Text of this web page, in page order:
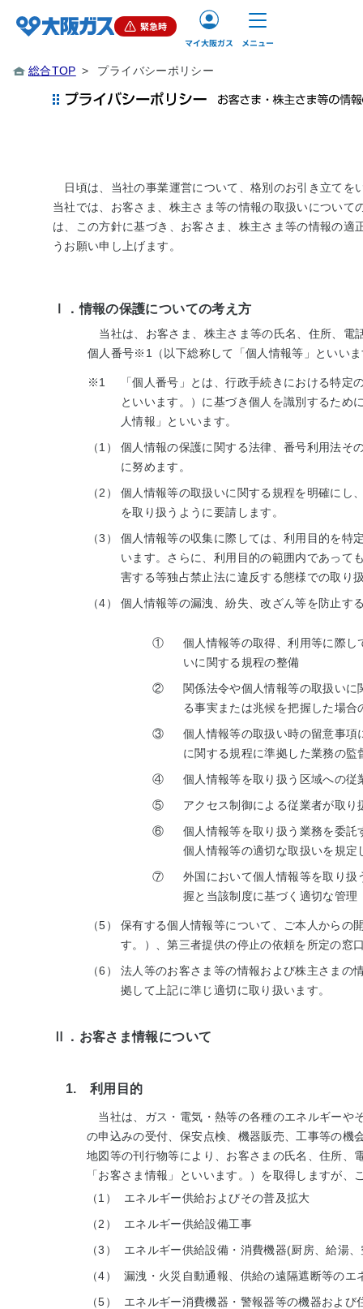
緊急時
マイ大阪ガス メニュー
ご家庭（個人）のお客さま
総合TOP > プライバシーポリシー
日頃は、当社の事業運営について、格別のお引き立てを
当社では、お客さま、株主さま等の情報の取扱いについ
は、この方針に基づき、お客さま、株主さま等の情報の
うお願い申し上げます。
Ⅰ．情報の保護についての考え方
当社は、お客さま、株主さま等の氏名、住所、電
個人番号※1 （以下総称して「個人情報等」といい
※1
「個人番号」とは、行政手続きにおける特
といいます。）に基づき個人を識別するため
人情報」といいます。
（1）
個人情報の保護に関する法律、番号利用法そ
に努めます。
（2）
個人情報等の取扱いに関する規程を明確にし
を取り扱うように要請します。
（3）
個人情報等の収集に際しては、利用目的を特
います。さらに、利用目的の範囲内であって
害する等独占禁止法に違反する態様での取り
（4）
個人情報等の漏洩、紛失、改ざん等を防止す
①
個人情報等の取得、利用等に際
いに関する規程の整備
②
関係法令や個人情報等の取扱い
る事実または兆候を把握した場
③
個人情報等の取扱い時の留意事
に関する規程に準拠した業務の監
④
個人情報等を取り扱う区域への従
⑤
アクセス制御による従業者が取
⑥
個人情報等を取り扱う業務を委
個人情報等の適切な取扱いを規
⑦
外国において個人情報等を取り
握と当該制度に基づく適切な管理
（5）
保有する個人情報等について、ご本人からの
す。）、第三者提供の停止の依頼を所定の窓
（6）
法人等のお客さま等の情報および株主さまの
拠して上記に準じ適切に取り扱います。
Ⅱ．お客さま情報について
1. 利用目的
当社は、ガス・電気・熱等の各種のエネルギーや
の申込みの受付、保安点検、機器販売、工事等の機
地図等の刊行物等により、お客さまの氏名、住所、
「お客さま情報」といいます。）を取得しますが
（1）
エネルギー供給およびその普及拡大
（2）
エネルギー供給設備工事
（3）
エネルギー供給設備・消費機器(厨房、給湯
（4）
漏洩・火災自動通報、供給の遠隔遮断等の
（5）
エネルギー消費機器・警報器等の機器およ